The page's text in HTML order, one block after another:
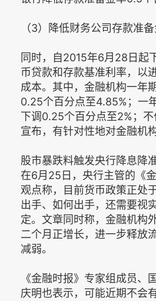
（3）降低财务公司存款准
同时，自2015年6月28日起
币贷款和存款基准利率，以
成本。其中，金融机构一年
0.25个百分点至4.85%；一
下调0.25个百分点至2%；
宣布，有针对性地对金融机
股市暴跌料触发央行降息降
在6月25日，央行主管的《
观点称，目前货币政策正处
出手、如何出手，还需要视
定。文章同时称，金融机构
二个月正增长，进一步释放
减弱。
《金融时报》专家组成员、
庆明也表示，可能近期不会